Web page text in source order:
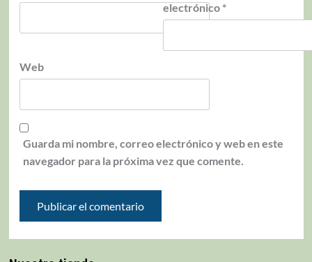
electrónico *
Web
Guarda mi nombre, correo electrónico y web en este
navegador para la próxima vez que comente.